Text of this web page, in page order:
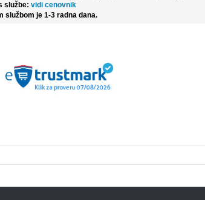
službe: vidi cenovnik
službom je 1-3 radna dana.